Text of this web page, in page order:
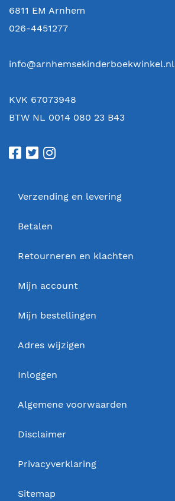
6811 EM Arnhem
026-4451277
info@arnhemsekinderboekwinkel.nl
KVK 67073948
BTW NL 0014 080 23 B43
Verzending en levering
Betalen
Retourneren en klachten
Mijn account
Mijn bestellingen
Adres wijzigen
Inloggen
Algemene voorwaarden
Disclaimer
Privacyverklaring
Sitemap